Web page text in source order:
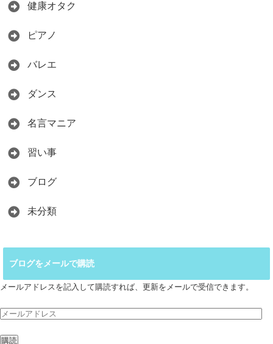
健康オタク
ピアノ
バレエ
ダンス
名言マニア
習い事
ブログ
未分類
ブログをメールで購読
メールアドレスを記入して購読すれば、更新をメールで受信できます。
メ